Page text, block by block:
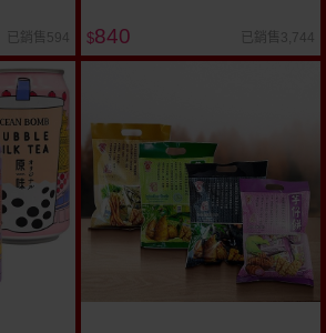
已銷售594 $840 已銷售3,744